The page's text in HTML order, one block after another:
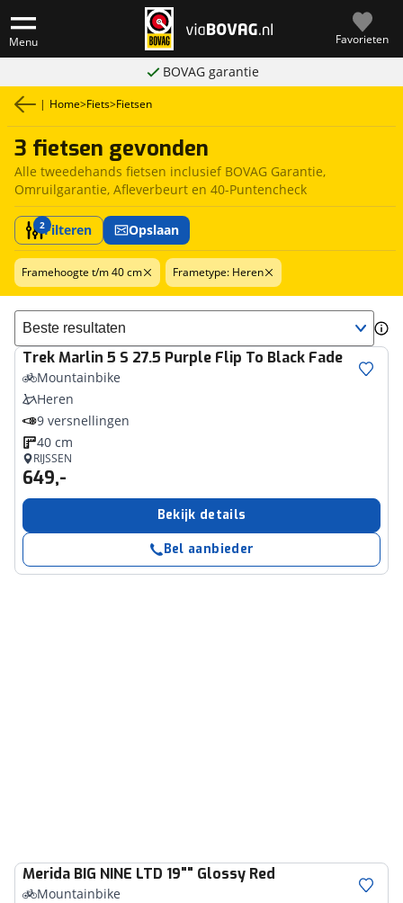
Menu Favorieten
BOVAG garantie
| Home>Fiets>Fietsen
3 fietsen gevonden
Alle tweedehands fietsen inclusief BOVAG Garantie,
Omruilgarantie, Afleverbeurt en 40-Puntencheck
2Filteren Opslaan
Framehoogte t/m 40 cm Frametype: Heren
Sorteer resultaten
TrekMarlin 5 S 27.5 Purple Flip To Black Fade
Mountainbike
Heren
9 versnellingen
40 cm
RIJSSEN
649,-
Bekijk details
Bel aanbieder
Merida BIG NINE LTD 19"" Glossy Red
Mountainbike